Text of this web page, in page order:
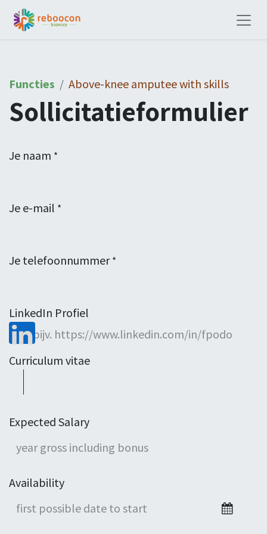
Functies Above-knee amputee with skills
Sollicitatieformulier
Je naam *
Je e-mail *
Je telefoonnummer *
LinkedIn Profiel
Curriculum vitae
Expected Salary
Availability